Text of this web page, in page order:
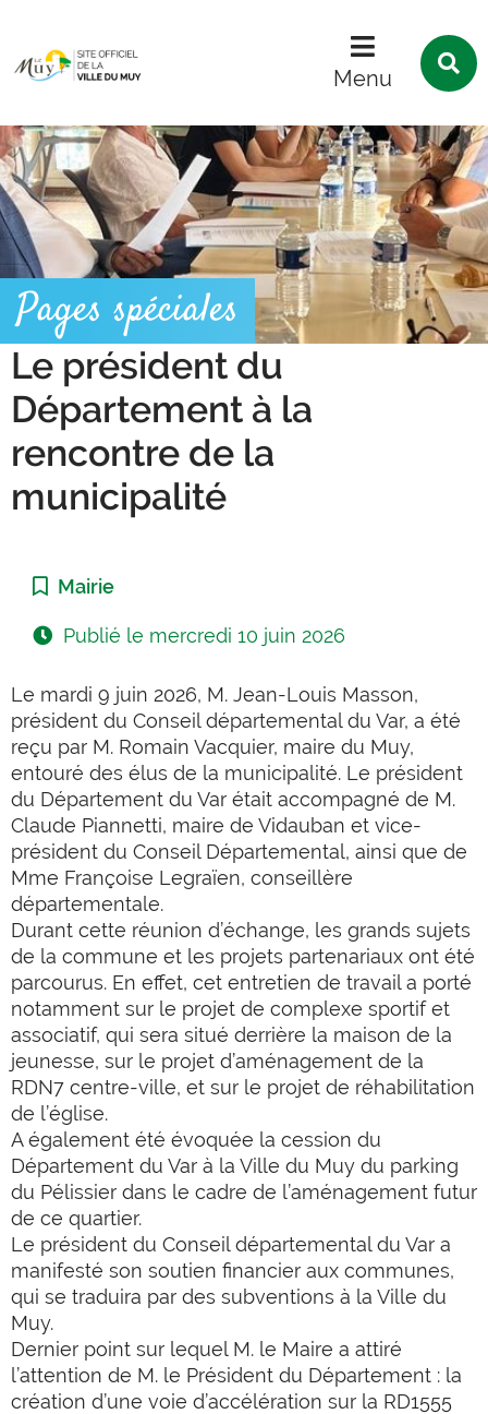
Menu
Pages spéciales
Le président du
Département à la
rencontre de la
municipalité
Catégorie :
Mairie
Publié le mercredi 10 juin 2026
Le mardi 9 juin 2026, M. Jean-Louis Masson,
président du Conseil départemental du Var, a été
reçu par M. Romain Vacquier, maire du Muy,
entouré des élus de la municipalité. Le président
du Département du Var était accompagné de M.
Claude Piannetti, maire de Vidauban et vice-
président du Conseil Départemental, ainsi que de
Mme Françoise Legraïen, conseillère
départementale.
Durant cette réunion d’échange, les grands sujets
de la commune et les projets partenariaux ont été
parcourus. En effet, cet entretien de travail a porté
notamment sur le projet de complexe sportif et
associatif, qui sera situé derrière la maison de la
jeunesse, sur le projet d’aménagement de la
RDN7 centre-ville, et sur le projet de réhabilitation
de l’église.
A également été évoquée la cession du
Département du Var à la Ville du Muy du parking
du Pélissier dans le cadre de l’aménagement futur
de ce quartier.
Le président du Conseil départemental du Var a
manifesté son soutien financier aux communes,
qui se traduira par des subventions à la Ville du
Muy.
Dernier point sur lequel M. le Maire a attiré
l’attention de M. le Président du Département : la
création d’une voie d’accélération sur la RD1555